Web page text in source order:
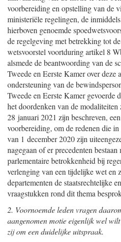
voorbereiding en opstelling van de
ministeriële regelingen, de
hierboven genoemde
de regelgeving met betrekking tot
wetsvoorstel voortduring artikel 8
alsmede de beantwoording van de
Tweede en Eerste Kamer over deze
ondersteuning van de
Tweede en Eerste Kamer gevoerde
het doordenken van de
28 januari 2021 zijn beschreven,
voorbereiding, om de redenen die
van 1 december 2020 zijn
nagegaan of er precedenten
parlementaire betrokkenheid bij
verlenging van een tijdelijke wet en
departementen de staatsrechtelijke
vraagstukken rond dit thema
2. Voornoemde leden vragen
aangenomen motie eigenlijk wel
zij om een duidelijke uitspraak.